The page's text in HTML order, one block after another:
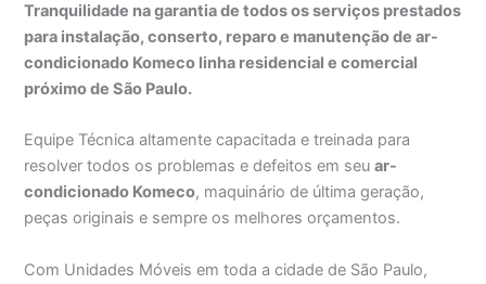
Tranquilidade na garantia de todos os serviços prestados
para instalação, conserto, reparo e manutenção de ar-
condicionado Komeco linha residencial e comercial
próximo de São Paulo.
Equipe Técnica altamente capacitada e treinada para
resolver todos os problemas e defeitos em seuar-
condicionado Komeco, maquinário de última geração,
peças originais e sempre os melhores orçamentos.
Com Unidades Móveis em toda a cidade de São Paulo,